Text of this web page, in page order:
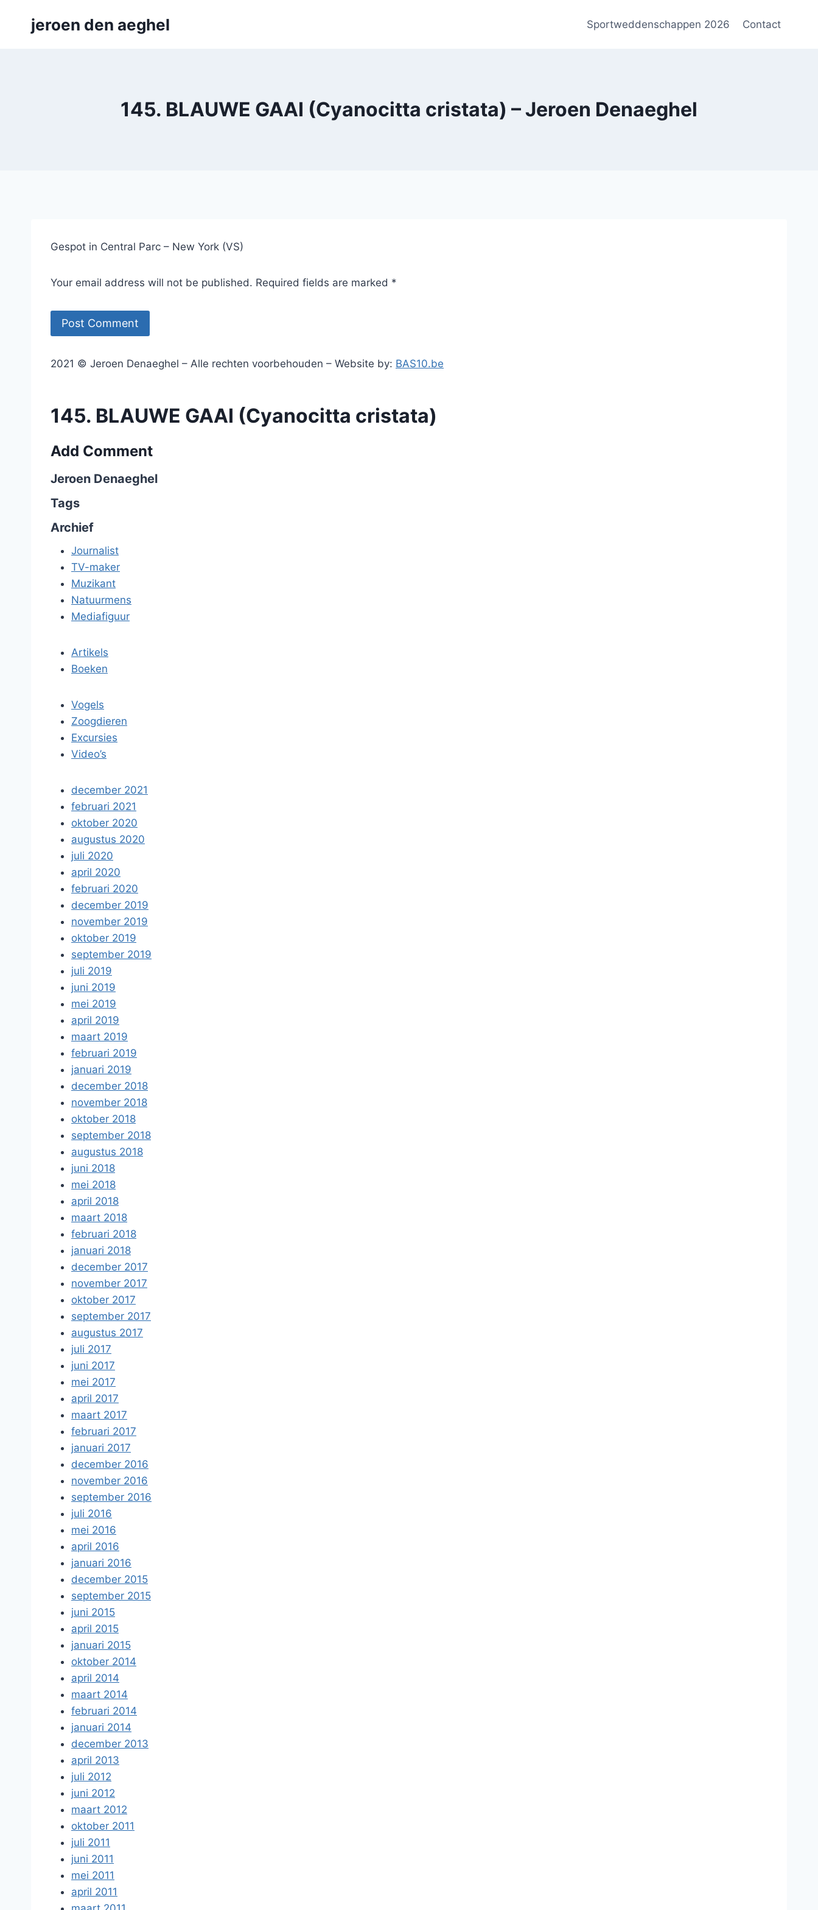
jeroen den aeghel Sportweddenschappen 2026 Contact
145. BLAUWE GAAI (Cyanocitta cristata) – Jeroen Denaeghel
Gespot in Central Parc – New York (VS)
Your email address will not be published. Required fields are marked *
2021 © Jeroen Denaeghel – Alle rechten voorbehouden – Website by: BAS10.be
145. BLAUWE GAAI (Cyanocitta cristata)
Add Comment
Jeroen Denaeghel
Tags
Archief
Journalist
TV-maker
Muzikant
Natuurmens
Mediafiguur
Artikels
Boeken
Vogels
Zoogdieren
Excursies
Video’s
december 2021
februari 2021
oktober 2020
augustus 2020
juli 2020
april 2020
februari 2020
december 2019
november 2019
oktober 2019
september 2019
juli 2019
juni 2019
mei 2019
april 2019
maart 2019
februari 2019
januari 2019
december 2018
november 2018
oktober 2018
september 2018
augustus 2018
juni 2018
mei 2018
april 2018
maart 2018
februari 2018
januari 2018
december 2017
november 2017
oktober 2017
september 2017
augustus 2017
juli 2017
juni 2017
mei 2017
april 2017
maart 2017
februari 2017
januari 2017
december 2016
november 2016
september 2016
juli 2016
mei 2016
april 2016
januari 2016
december 2015
september 2015
juni 2015
april 2015
januari 2015
oktober 2014
april 2014
maart 2014
februari 2014
januari 2014
december 2013
april 2013
juli 2012
juni 2012
maart 2012
oktober 2011
juli 2011
juni 2011
mei 2011
april 2011